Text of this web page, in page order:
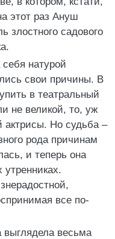
этот раз Ануш
злостного садового
натурой
свои причины. В
в театральный
не великой, то, уж
актрисы. Но судьба –
рода причинам
и теперь она
утренниках.
все по-
весьма